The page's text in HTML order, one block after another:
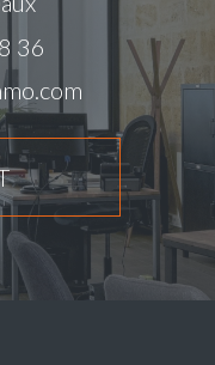
36